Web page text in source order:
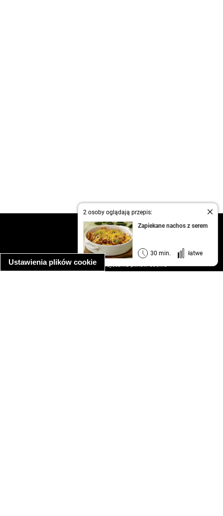
Ustawienia plików cookie
2 osoby oglądają przepis:
Zapiekane nachos z serem
30 min. łatwe
kontakt
regulamin
informacja o prywatności
informacja o wykorzystaniu plików cookie